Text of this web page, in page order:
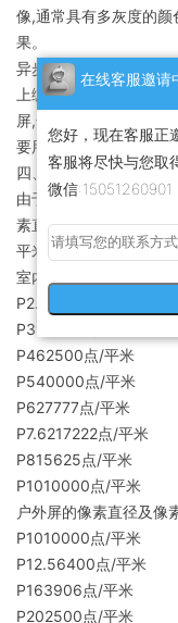
像,通常具有多灰度的
果。
异步方式是指LED全彩
上编辑好的文字及无
屏,然后由LED显示屏
要用于显示文字信息，
四、按像素密度或像素
由于户内屏采用的LED
素直径划分主要有：
平米5.0mm17222像素/
室内表贴像素点数：
P2.5160000点/平米
P3111111点/平米
P462500点/平米
P540000点/平米
P627777点/平米
P7.6217222点/平米
P815625点/平米
P1010000点/平米
户外屏的像素直径及像
P1010000点/平米
P12.56400点/平米
P163906点/平米
P202500点/平米
在线客服邀请
您好，现在客服正
客服将尽快与您取
微信:15051260901